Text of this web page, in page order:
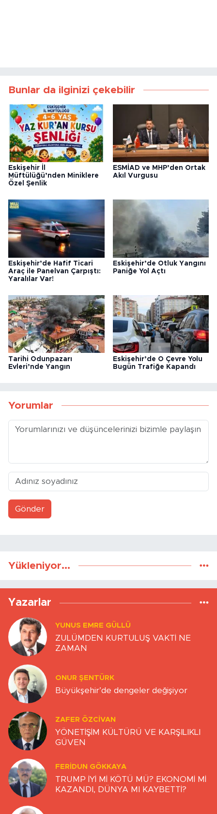
Bunlar da ilginizi çekebilir
Eskişehir İl
Müftülüğü’nden Miniklere
Özel Şenlik
ESMİAD ve MHP’den Ortak
Akıl Vurgusu
Eskişehir’de Hafif Ticari
Araç ile Panelvan Çarpıştı:
Yaralılar Var!
Eskişehir’de Otluk Yangını
Paniğe Yol Açtı
Tarihi Odunpazarı
Evleri’nde Yangın
Eskişehir’de O Çevre Yolu
Bugün Trafiğe Kapandı
Yorumlar
Gönder
Yükleniyor...
Yazarlar
YUNUS EMRE GÜLLÜ
ZULÜMDEN KURTULUŞ VAKTİ NE
ZAMAN
ONUR ŞENTÜRK
Büyükşehir’de dengeler değişiyor
ZAFER ÖZCIVAN
YÖNETİŞİM KÜLTÜRÜ VE KARŞILIKLI
GÜVEN
FERIDUN GÖKKAYA
TRUMP İYİ Mİ KÖTÜ MÜ? EKONOMİ Mİ
KAZANDI, DÜNYA MI KAYBETTİ?